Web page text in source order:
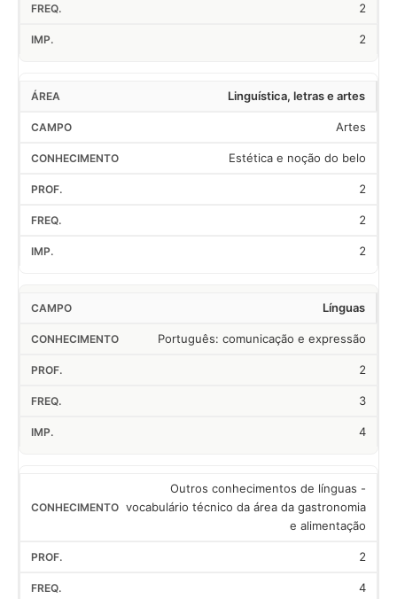
2
2
Linguística, letras e artes
Artes
Estética e noção do belo
2
2
2
Línguas
Português: comunicação e expressão
2
3
4
Outros conhecimentos de línguas -
vocabulário técnico da área da gastronomia
e alimentação
2
4